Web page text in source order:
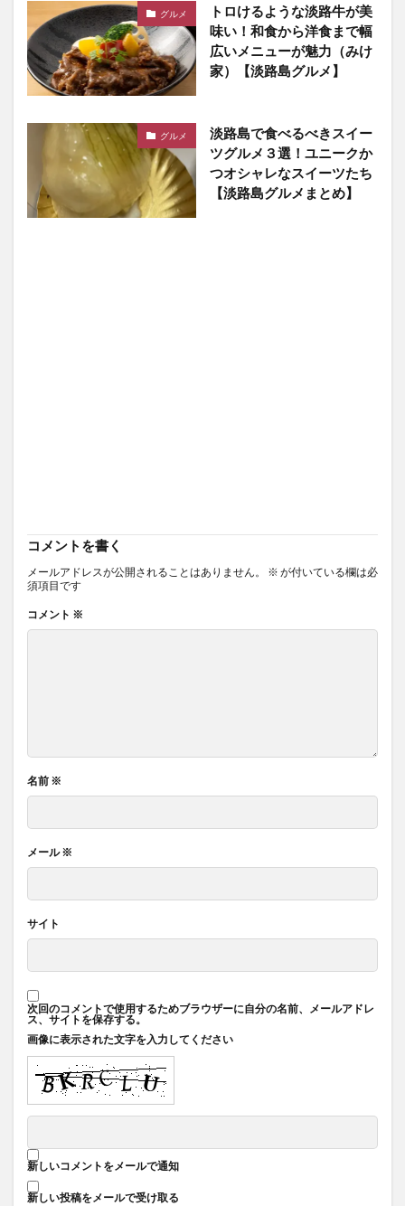
グルメ
トロけるような淡路牛が美
味い！和食から洋食まで幅
広いメニューが魅力（みけ
家）【淡路島グルメ】
グルメ
淡路島で食べるべきスイー
ツグルメ３選！ユニークか
つオシャレなスイーツたち
【淡路島グルメまとめ】
コメントを書く
メールアドレスが公開されることはありません。 ※ が付いている欄は必
須項目です
コメント ※
名前 ※
メール※
サイト
次回のコメントで使用するためブラウザーに自分の名前、メールアドレ
ス、サイトを保存する。
画像に表示された文字を入力してください
新しいコメントをメールで通知
新しい投稿をメールで受け取る